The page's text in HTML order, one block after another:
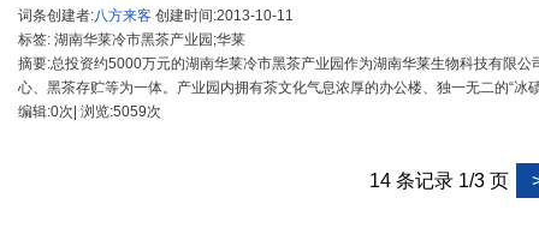
词条创建者:八方来客 创建时间:2013-10-11
标签: 湖南华莱冷市黑茶产业园;华莱
摘要:总投资约5000万元的湖南华莱冷市黑茶产业园作为湖南华莱生物科技有限
心、黑茶存贮等为一体。产业园内拥有茶文化气息浓厚的办公楼、独一无二的“冰
编辑:0次| 浏览:5059次
14 条记录 1/3 页